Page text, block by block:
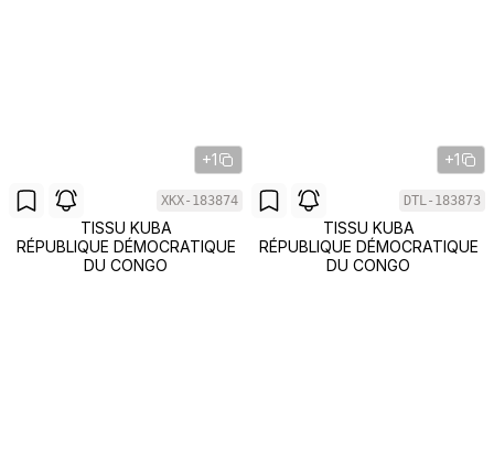
+1
XKX-183874
TISSU KUBA
RÉPUBLIQUE DÉMOCRATIQUE
DU CONGO
+1
DTL-183873
TISSU KUBA
RÉPUBLIQUE DÉMOCRATIQUE
DU CONGO